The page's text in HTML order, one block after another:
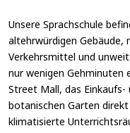
Unsere Sprachschule
altehrwürdigen
Verkehrsmittel und
nur wenigen Gehminuten
Street Mall, das
botanischen Garten
klimatisierte